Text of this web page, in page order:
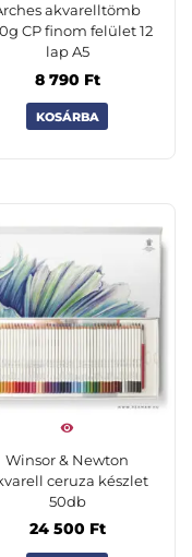
akvarelltömb
CP finom felület 12
lap A5
8 790 Ft
KOSÁRBA
Winsor & Newton
ceruza készlet
50db
24 500 Ft